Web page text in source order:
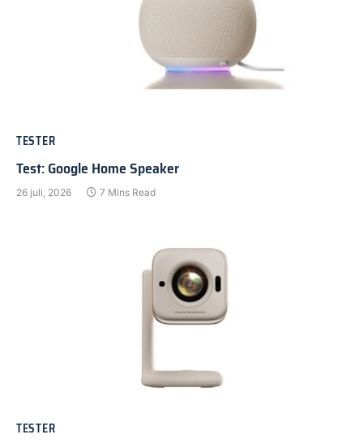
TESTER
Test: Google Home Speaker
26 juli, 2026 7 Mins Read
TESTER